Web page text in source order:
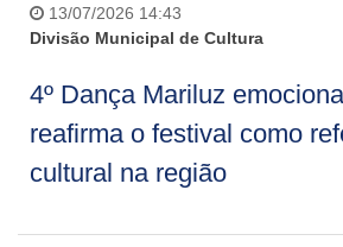
13/07/2026 14:43
Divisão Municipal de Cultura
4º Dança Mariluz
reafirma o festival como
cultural na região